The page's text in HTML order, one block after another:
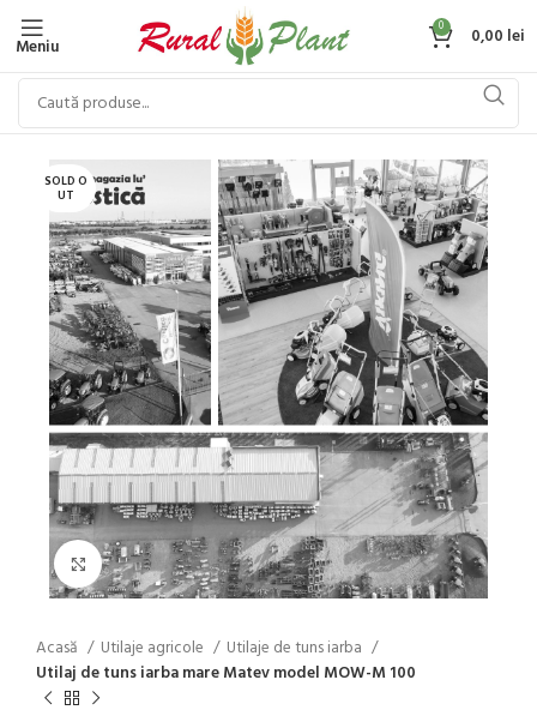
Meniu
0 0,00 lei
SOLD O
UT
Click to enlarge
Acasă Utilaje agricole
Utilaje de tuns iarba
Utilaj de tuns iarba mare Matev model MOW-M 100